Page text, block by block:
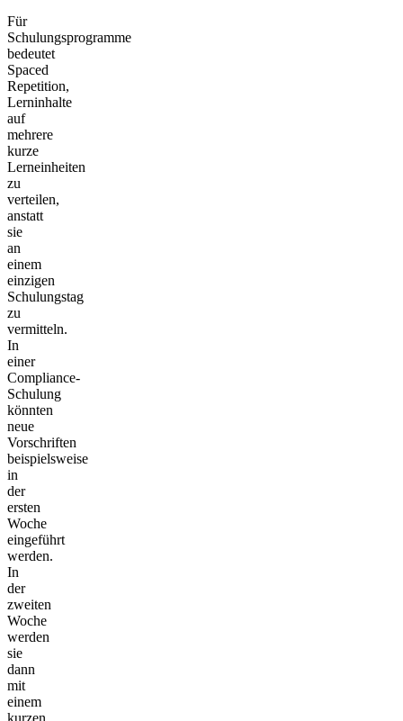
Für
Schulungsprogramme
bedeutet
Spaced
Repetition,
Lerninhalte
auf
mehrere
kurze
Lerneinheiten
zu
verteilen,
anstatt
sie
an
einem
einzigen
Schulungstag
zu
vermitteln.
In
einer
Compliance-
Schulung
könnten
neue
Vorschriften
beispielsweise
in
der
ersten
Woche
eingeführt
werden.
In
der
zweiten
Woche
werden
sie
dann
mit
einem
kurzen